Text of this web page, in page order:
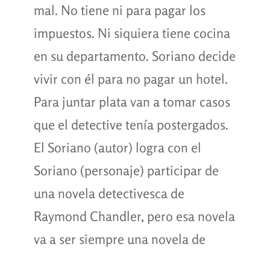
mal. No tiene ni para pagar los
impuestos. Ni siquiera tiene cocina
en su departamento. Soriano decide
vivir con él para no pagar un hotel.
Para juntar plata van a tomar casos
que el detective tenía postergados.
El Soriano (autor) logra con el
Soriano (personaje) participar de
una novela detectivesca de
Raymond Chandler, pero esa novela
va a ser siempre una novela de